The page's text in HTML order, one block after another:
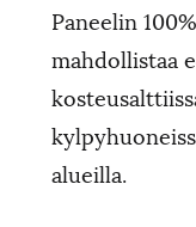
Paneelin
mahdollistaa
alueilla.